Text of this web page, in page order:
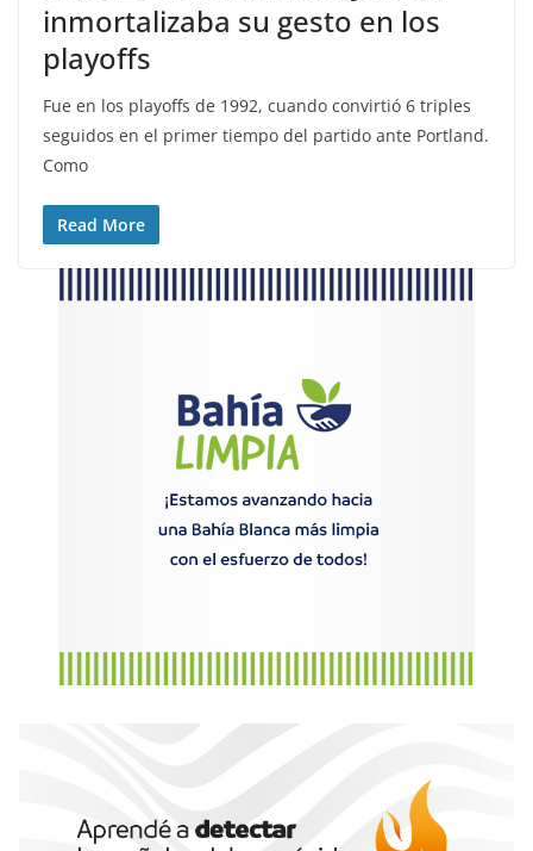
inmortalizaba su gesto en los
playoffs
Fue en los playoffs de 1992, cuando convirtió 6 triples
seguidos en el primer tiempo del partido ante Portland.
Como
Read More